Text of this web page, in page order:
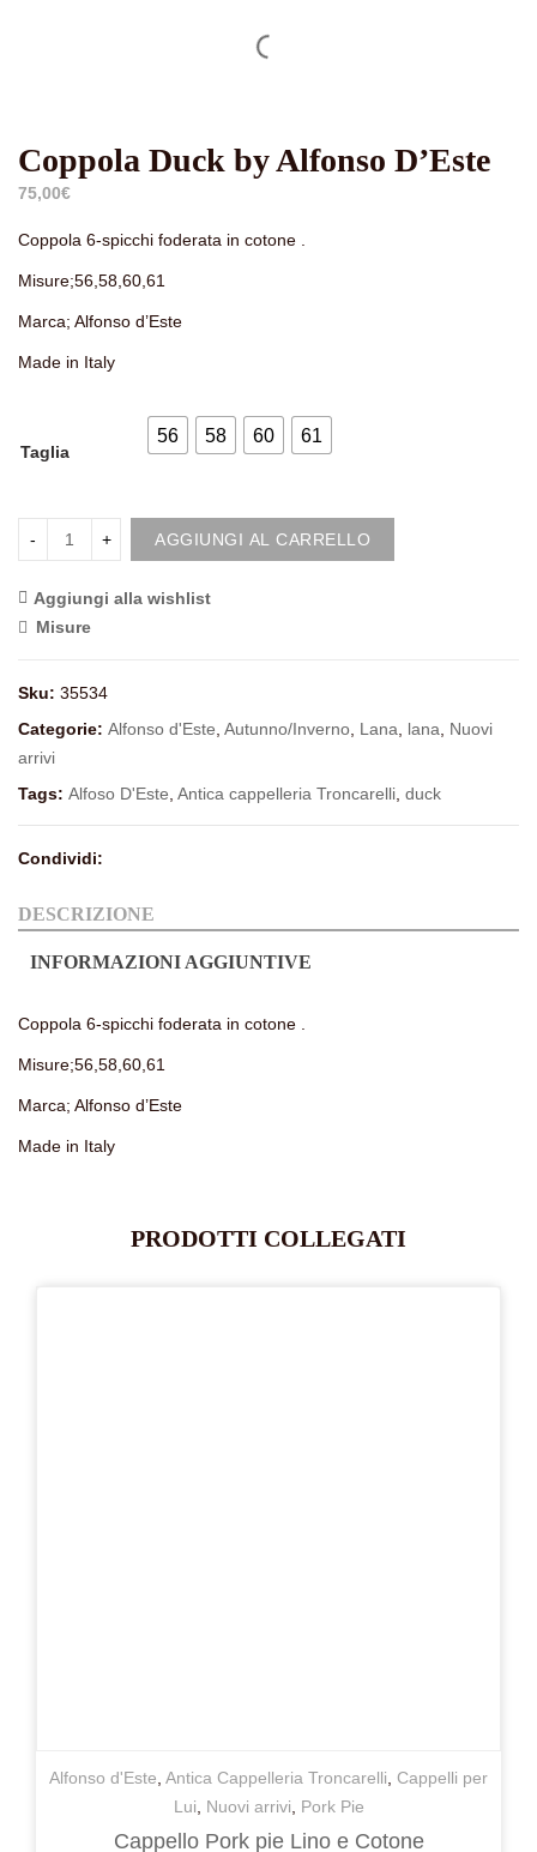
Coppola Duck by Alfonso D’Este
75,00€
Coppola 6-spicchi foderata in cotone .
Misure;56,58,60,61
Marca; Alfonso d’Este
Made in Italy
Taglia
56 58 60 61
AGGIUNGI AL CARRELLO
Aggiungi alla wishlist
Misure
Sku: 35534
Categorie: Alfonso d'Este Autunno/Inverno Lana lana
Nuovi
arrivi
Tags: Alfoso D'Este Antica cappelleria Troncarelli duck
Condividi:
DESCRIZIONE
INFORMAZIONI AGGIUNTIVE
Coppola 6-spicchi foderata in cotone .
Misure;56,58,60,61
Marca; Alfonso d’Este
Made in Italy
PRODOTTI COLLEGATI
Alfonso d'Este Antica Cappelleria Troncarelli Cappelli per
Lui
Nuovi arrivi Pork Pie
Cappello Pork pie Lino e Cotone